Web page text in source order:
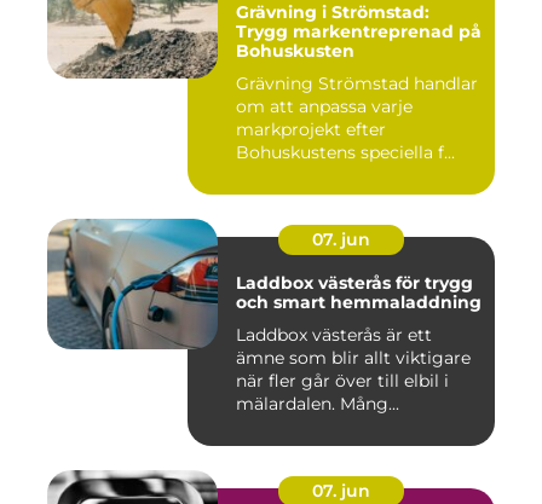
Grävning i Strömstad:
Trygg markentreprenad på
Bohuskusten
Grävning Strömstad handlar
om att anpassa varje
markprojekt efter
Bohuskustens speciella f...
07. jun
Laddbox västerås för trygg
och smart hemmaladdning
Laddbox västerås är ett
ämne som blir allt viktigare
när fler går över till elbil i
mälardalen. Mång...
07. jun